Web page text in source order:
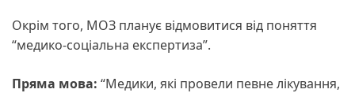
Окрім того, МОЗ планує відмовитися від поняття
“медико-соціальна експертиза”.
Пряма мова: “Медики, які провели певне лікування,